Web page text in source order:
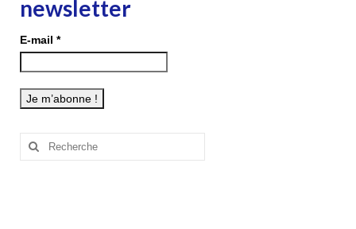
newsletter
E-mail *
Rechercher